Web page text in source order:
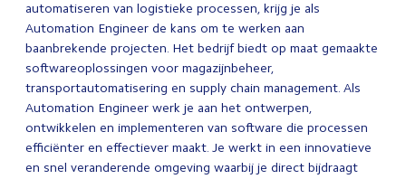
automatiseren van logistieke processen, krijg je als
Automation Engineer de kans om te werken aan
baanbrekende projecten. Het bedrijf biedt op maat gemaakte
softwareoplossingen voor magazijnbeheer,
transportautomatisering en supply chain management. Als
Automation Engineer werk je aan het ontwerpen,
ontwikkelen en implementeren van software die processen
efficiënter en effectiever maakt. Je werkt in een innovatieve
en snel veranderende omgeving waarbij je direct bijdraagt